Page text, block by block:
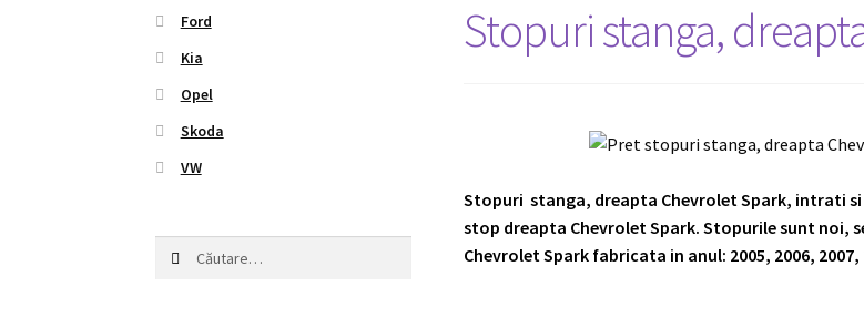
Stopuri stanga,
Stopuri stanga, dreapta Chevrolet Spark, intrati
stop dreapta Chevrolet Spark. Stopurile sunt noi,
Chevrolet Spark fabricata in anul: 2005, 2006,
Ford
Kia
Opel
Skoda
VW